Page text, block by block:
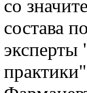
со
состава